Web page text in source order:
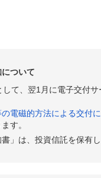
ついて
して、翌1月に電子交付
電磁的方法による交付
す。
書」は、投資信託を保有